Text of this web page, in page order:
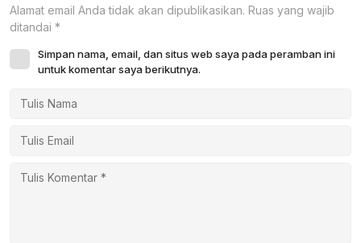
Alamat email Anda tidak akan dipublikasikan. Ruas yang wajib
ditandai *
Simpan nama, email, dan situs web saya pada peramban ini
untuk komentar saya berikutnya.